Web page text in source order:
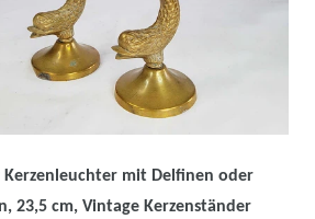
Kerzenleuchter mit Delfinen oder
23,5 cm, Vintage Kerzenständer